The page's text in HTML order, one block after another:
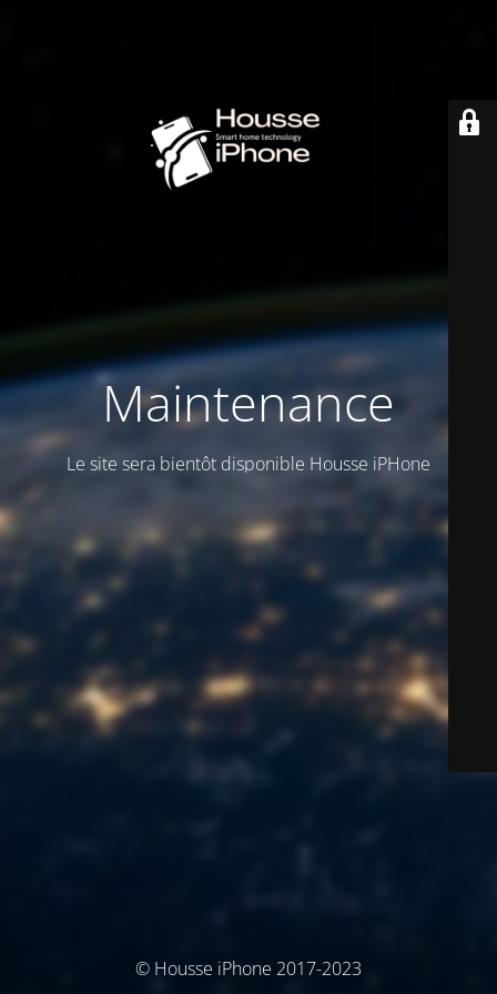
Maintenance
Le site sera bientôt disponible Housse iPHone
© Housse iPhone 2017-2023